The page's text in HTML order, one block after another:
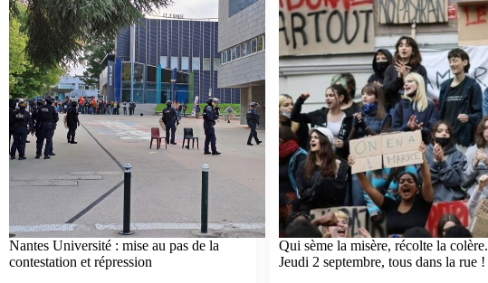
Nantes Université : mise au pas de la
contestation et répression
Qui sème la misère, récolte la colère.
Jeudi 2 septembre, tous dans la rue !